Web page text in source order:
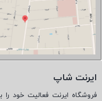
ایرنت شاپ
فروشگاه ایرنت فعالیت خود